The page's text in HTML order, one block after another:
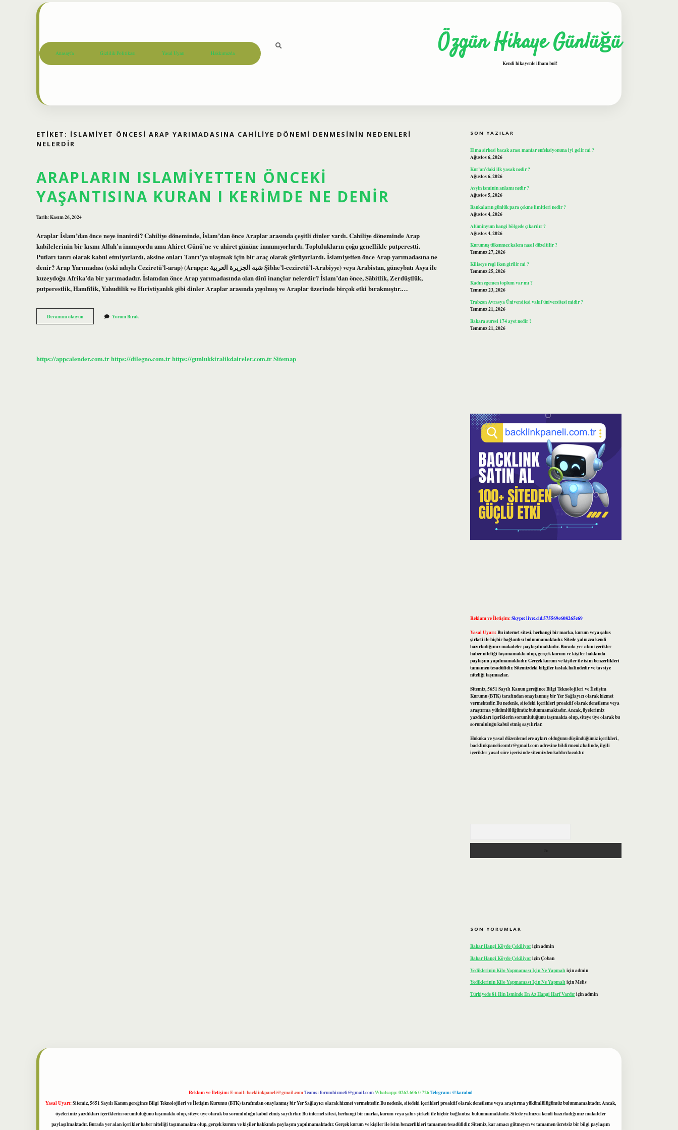
Anasayfa Gizlilik Politikası Yasal Uyarı Hakkımızda Özgün Hikaye Günlüğü
Kendi hikayenle ilham bul!
ETIKET: İSLAMIYET ÖNCESI ARAP YARIMADASINA CAHILIYE DÖNEMI DENMESININ NEDENLERI
NELERDIR
ARAPLARIN ISLAMIYETTEN ÖNCEKI
YAŞANTISINA KURAN I KERIMDE NE DENIR
Tarih: Kasım 26, 2024
Araplar İslam’dan önce neye inanirdi? Cahiliye döneminde, İslam’dan önce Araplar arasında çeşitli dinler vardı. Cahiliye döneminde Arap
kabilelerinin bir kısmı Allah’a inanıyordu ama Ahiret Günü’ne ve ahiret gününe inanmıyorlardı. Toplulukların çoğu genellikle putperestti.
Putları tanrı olarak kabul etmiyorlardı, aksine onları Tanrı’ya ulaşmak için bir araç olarak görüyorlardı. İslamiyetten önce Arap yarımadasına ne
denir? Arap Yarımadası (eski adıyla Ceziretü’l-arap) (Arapça: شبه الجزيرة العربية Şibhe’l-ceziretü’l-Arabiyye) veya Arabistan, güneybatı Asya ile
kuzeydoğu Afrika’da bir yarımadadır. İslamdan önce Arap yarımadasında olan dinî inançlar nelerdir? İslam’dan önce, Sâbitlik, Zerdüştlük,
putperestlik, Hamfîlik, Yahudilik ve Hıristiyanlık gibi dinler Araplar arasında yayılmış ve Araplar üzerinde birçok etki bırakmıştır.…
Devamını okuyunArapların
Islamiyetten
Kerimde
Yorum Bırak
https://appcalender.com.trhttps://dilegno.com.trhttps://gunlukkiralikdaireler.com.trSitemap
SON YAZILAR
Elma sirkesi bacak arası mantar enfeksiyonuna iyi gelir mi ?
Ağustos 6, 2026
Kur’an’daki ilk yasak nedir ?
Ağustos 6, 2026
Avşin isminin anlamı nedir ?
Ağustos 5, 2026
Bankaların günlük para çekme limitleri nedir ?
Ağustos 4, 2026
Alüminyum hangi bölgede çıkarılır ?
Ağustos 4, 2026
Kurumuş tükenmez kalem nasıl düzeltilir ?
Temmuz 27, 2026
Kiliseye regl iken girilir mi ?
Temmuz 25, 2026
Kadın egemen toplum var mı ?
Temmuz 23, 2026
Trabzon Avrasya Üniversitesi vakıf üniversitesi midir ?
Temmuz 21, 2026
Bakara suresi 174 ayet nedir ?
Temmuz 21, 2026
Reklam ve İletişim:Skype: live:.cid.575569c608265c69
Yasal Uyarı:Bu internet sitesi, herhangi bir marka, kurum veya şahıs
şirketi ile hiçbir bağlantısı bulunmamaktadır. Sitede yalnızca kendi
hazırladığımız makaleler paylaşılmaktadır. Burada yer alan içerikler
haber niteliği taşımamakta olup, gerçek kurum ve kişiler hakkında
paylaşım yapılmamaktadır. Gerçek kurum ve kişiler ile isim benzerlikleri
tamamen tesadüfidir. Sitemizdeki bilgiler taslak halindedir ve tavsiye
niteliği taşımazlar.
Sitemiz, 5651 Sayılı Kanun gereğince Bilgi Teknolojileri ve İletişim
Kurumu (BTK) tarafından onaylanmış bir Yer Sağlayıcı olarak hizmet
vermektedir. Bu nedenle, sitedeki içerikleri proaktif olarak denetleme veya
araştırma yükümlülüğümüz bulunmamaktadır. Ancak, üyelerimiz
yazdıkları içeriklerin sorumluluğunu taşımakta olup, siteye üye olarak bu
sorumluluğu kabul etmiş sayılırlar.
Hukuka ve yasal düzenlemelere aykırı olduğunu düşündüğünüz içerikleri,
backlinkpanelicomtr@gmail.comadresine bildirmeniz halinde, ilgili
içerikler yasal süre içerisinde sitemizden kaldırılacaktır.
SON YORUMLAR
Bahar Hangi Köyde Çekiliyoriçinadmin
Bahar Hangi Köyde ÇekiliyoriçinÇoban
Yediklerinin Kilo Yapmaması Için Ne Yapmalı içinadmin
Yediklerinin Kilo Yapmaması Için Ne YapmalıiçinMelis
Türkiyede 81 Ilin Isminde En Az Hangi Harf Vardıriçinadmin
Reklam ve İletişim:E-mail:backlinkpaneli@gmail.comTeams:forumhizmeti@gmail.comWhatsapp: 0262 606 0 726Telegram: @karabul
Yasal Uyarı:Sitemiz, 5651 Sayılı Kanun gereğince Bilgi Teknolojileri ve İletişim Kurumu (BTK) tarafından onaylanmış bir Yer Sağlayıcı olarak hizmet vermektedir. Bu nedenle, sitedeki içerikleri proaktif olarak denetleme veya araştırma yükümlülüğümüz bulunmamaktadır. Ancak,
üyelerimiz yazdıkları içeriklerin sorumluluğunu taşımakta olup, siteye üye olarak bu sorumluluğu kabul etmiş sayılırlar. Bu internet sitesi, herhangi bir marka, kurum veya şahıs şirketi ile hiçbir bağlantısı bulunmamaktadır. Sitede yalnızca kendi hazırladığımız makaleler
paylaşılmaktadır. Burada yer alan içerikler haber niteliği taşımamakta olup, gerçek kurum ve kişiler hakkında paylaşım yapılmamaktadır. Gerçek kurum ve kişiler ile isim benzerlikleri tamamen tesadüfidir. Sitemiz, kar amacı gütmeyen ve tamamen ücretsiz bir bilgi paylaşım